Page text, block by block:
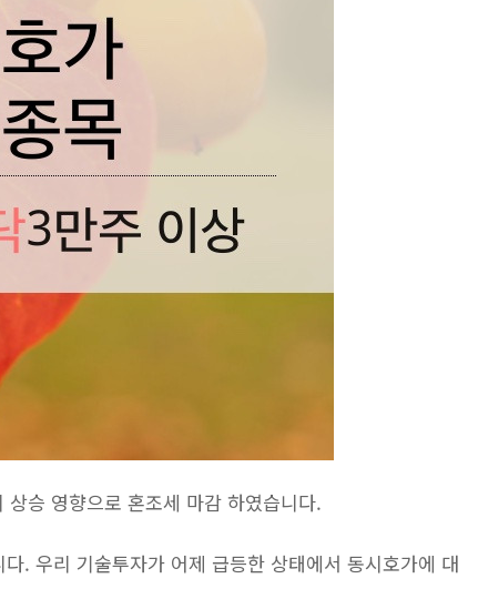
승 영향으로 혼조세 마감 하였습니다.
. 우리 기술투자가 어제 급등한 상태에서 동시호가에 대